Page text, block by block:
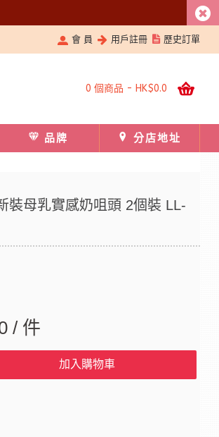
會 員 用戶註冊 歷史訂單
0 個商品 - HK$0.0
品牌 分店地址
裝母乳實感奶咀頭 2個裝 LL-
/ 件
加入購物車